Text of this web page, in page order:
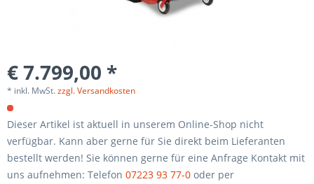
€ 7.799,00 *
* inkl. MwSt.zzgl. Versandkosten
Dieser Artikel ist aktuell in unserem Online-Shop nicht
verfügbar. Kann aber gerne für Sie direkt beim Lieferanten
bestellt werden! Sie können gerne für eine Anfrage Kontakt mit
uns aufnehmen: Telefon 07223 93 77-0 oder per